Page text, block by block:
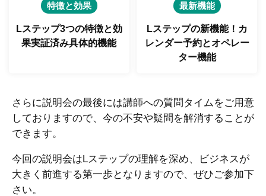
特徴と効果
Lステップ3つの特徴と効
果実証済み具体的機能
最新機能
Lステップの新機能！ カ
レンダー予約とオペレー
ター機能
さらに説明会の最後には講師への質問タイムをご用意
しておりますので、今の不安や疑問を解消することが
できます。
今回の説明会はLステップの理解を深め、ビジネスが
大きく前進する第一歩となりますので、ぜひご参加下
さい。